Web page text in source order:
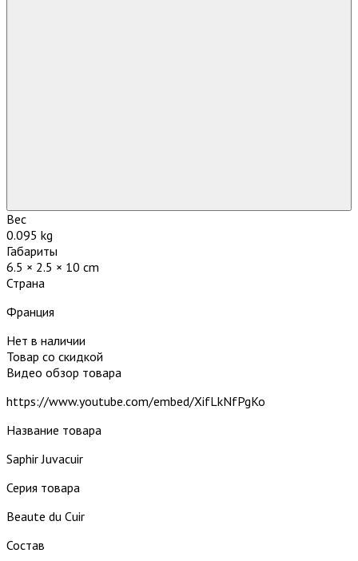
Вес
0.095 kg
Габариты
6.5 × 2.5 × 10 cm
Страна
Франция
Нет в наличии
Товар со скидкой
Видео обзор товара
https://www.youtube.com/embed/XifLkNfPgKo
Название товара
Saphir Juvacuir
Серия товара
Beaute du Cuir
Состав